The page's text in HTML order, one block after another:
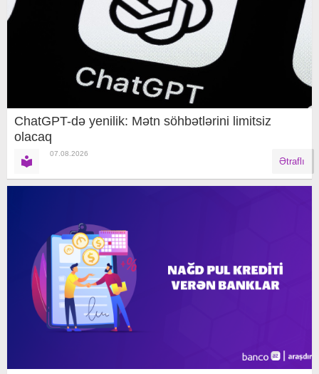
ChatGPT-də yenilik: Mətn söhbətlərini limitsiz
olacaq
07.08.2026
Ətraflı